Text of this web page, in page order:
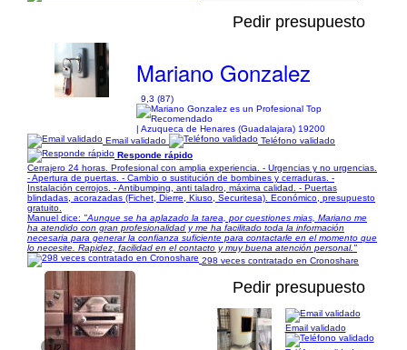
Pedir presupuesto
Mariano Gonzalez
9,3 (87)
| Azuqueca de Henares (Guadalajara) 19200
Email validado
Teléfono validado
Responde rápido
Cerrajero 24 horas. Profesional con amplia experiencia. - Urgencias y no urgencias.
- Apertura de puertas. - Cambio o sustitución de bombines y cerraduras. -
Instalación cerrojos. - Antibumping, anti taladro, máxima calidad. - Puertas
blindadas, acorazadas (Fichet, Dierre, Kiuso, Securitesa). Económico, presupuesto
gratuito.
Manuel dice: "Aunque se ha aplazado la tarea, por cuestiones mias, Mariano me
ha atendido con gran profesionalidad y me ha facilitado toda la información
necesaria para generar la confianza suficiente para contactarle en el momento que
lo necesite. Rapidez, facilidad en el contacto y muy buena atención personal."
298 veces contratado en Cronoshare
1/2
Pedir presupuesto
Email validado